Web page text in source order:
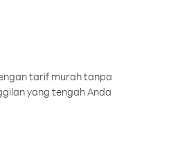
tarif murah tanpa
yang tengah Anda